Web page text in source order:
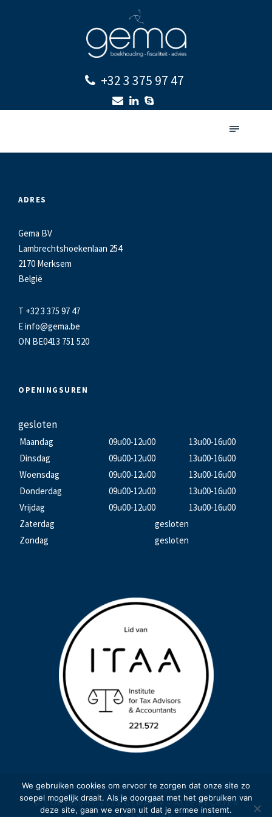
+32 3 375 97 47
ADRES
Gema BV
Lambrechtshoekenlaan 254
2170 Merksem
België
T +32 3 375 97 47
Einfo@gema.be
ON BE0413 751 520
OPENINGSUREN
gesloten
Maandag 09u00-12u00
13u00-16u00
Dinsdag
09u00-12u00
13u00-16u00
Woensdag
09u00-12u00
13u00-16u00
Donderdag
09u00-12u00
13u00-16u00
Vrijdag
09u00-12u00
13u00-16u00
Zaterdag
gesloten
Zondag
gesloten
© COPYRIGHT 2023 GEMA BV - ALLE RECHTEN
We gebruiken cookies om ervoor te zorgen dat onze site zo
soepel mogelijk draait. Als je doorgaat met het gebruiken van
deze site, gaan we ervan uit dat je ermee instemt.